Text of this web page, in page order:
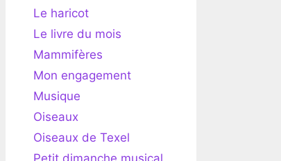
Le haricot
Le livre du mois
Mammifères
Mon engagement
Musique
Oiseaux
Oiseaux de Texel
Petit dimanche musical